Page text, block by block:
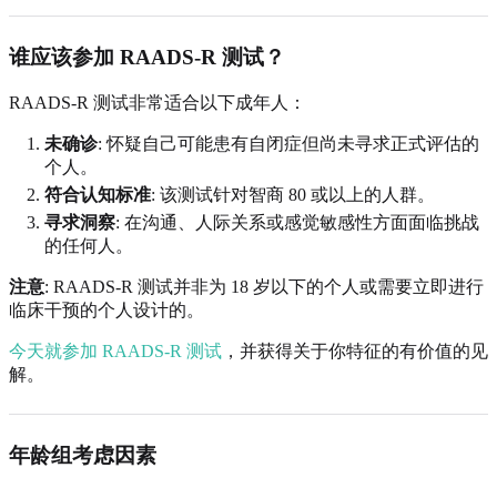
谁应该参加 RAADS-R 测试？
RAADS-R 测试非常适合以下成年人：
未确诊: 怀疑自己可能患有自闭症但尚未寻求正式评估的
个人。
符合认知标准: 该测试针对智商 80 或以上的人群。
寻求洞察: 在沟通、人际关系或感觉敏感性方面面临挑战
的任何人。
注意: RAADS-R 测试并非为 18 岁以下的个人或需要立即进行
临床干预的个人设计的。
今天就参加 RAADS-R 测试 ，并获得关于你特征的有价值的见
解。
年龄组考虑因素